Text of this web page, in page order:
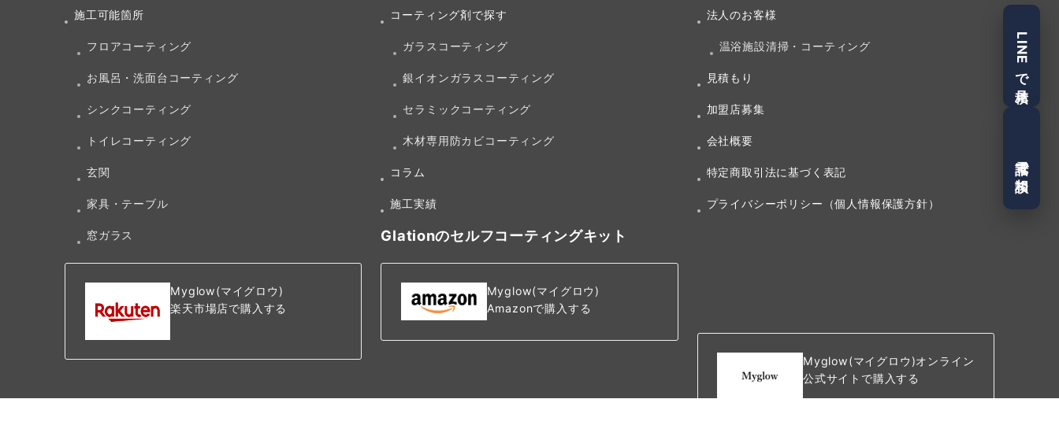
施工可能箇所
フロアコーティング
お風呂・洗面台コーティング
シンクコーティング
トイレコーティング
玄関
家具・テーブル
窓ガラス
Myglow(マイグロウ)
楽天市場店で購入する
コーティング剤で探す
ガラスコーティング
銀イオンガラスコーティング
セラミックコーティング
木材専用防カビコーティング
コラム
施工実績
Glationのセルフコーティングキット
Myglow(マイグロウ)
Amazonで購入する
法人のお客様
温浴施設清掃・コーティング
見積もり
加盟店募集
会社概要
特定商取引法に基づく表記
プライバシーポリシー（個人情報保護方針）
Myglow(マイグロウ)オンライン
公式サイトで購入する
LINEで見積
電話で相談